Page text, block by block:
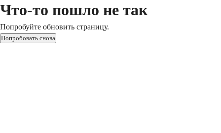
Что-то пошло не так
Попробуйте обновить страницу.
Попробовать снова